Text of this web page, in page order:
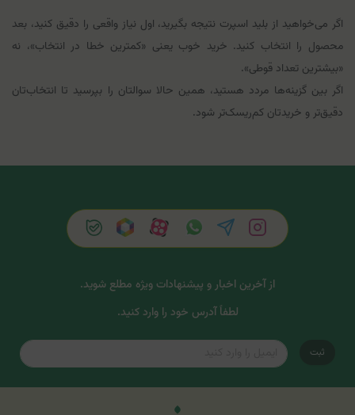
اگر می‌خواهید از بلید اسپرت نتیجه بگیرید، اول نیاز واقعی را دقیق کنید، بعد
محصول را انتخاب کنید. خرید خوب یعنی «کمترین خطا در انتخاب»، نه
«بیشترین تعداد قوطی».
اگر بین گزینه‌ها مردد هستید، همین حالا سوالتان را بپرسید تا انتخاب‌تان
دقیق‌تر و خریدتان کم‌ریسک‌تر شود.
از آخرین اخبار و پیشنهادات ویژه مطلع شوید.
لطفاً آدرس خود را وارد کنید.
ثبت